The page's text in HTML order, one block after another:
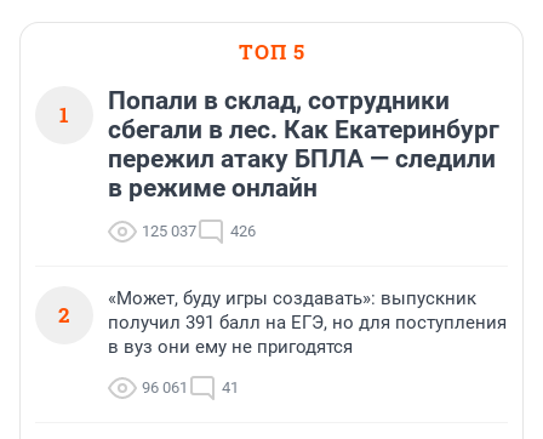
ТОП 5
1
Попали в склад, сотрудники
сбегали в лес. Как Екатеринбург
пережил атаку БПЛА — следили
в режиме онлайн
125 037 426
2
«Может, буду игры создавать»: выпускник
получил 391 балл на ЕГЭ, но для поступления
в вуз они ему не пригодятся
96 061 41